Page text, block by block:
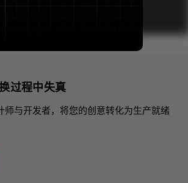
过程中失真
师与开发者，将您的创意转化为生产就绪